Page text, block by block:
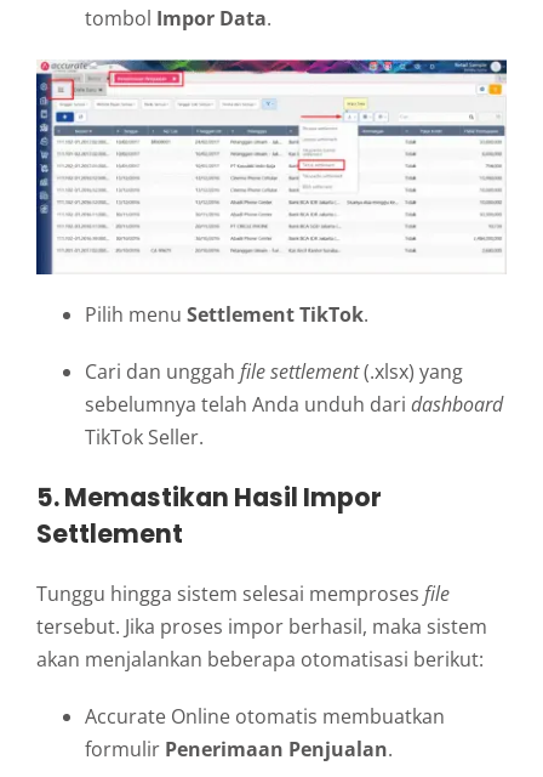
tombol Impor Data.
Pilih menu Settlement TikTok.
Cari dan unggah file settlement(.xlsx) yang
sebelumnya telah Anda unduh dari dashboard
TikTok Seller.
5. Memastikan Hasil Impor
Settlement
Tunggu hingga sistem selesai memproses file
tersebut. Jika proses impor berhasil, maka sistem
akan menjalankan beberapa otomatisasi berikut:
Accurate Online otomatis membuatkan
formulir Penerimaan Penjualan.